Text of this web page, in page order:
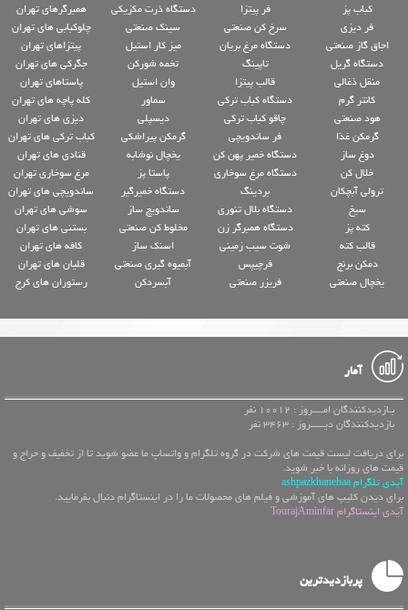
کباب پز
فر دیزی
اجاق گاز صنعتی
دستگاه گریل
منقل ذغالی
کانتر گرم
هود صنعتی
گرمکن غذا
دوغ ساز
خلال کن
ترولی آبچکان
سیخ
کته پز
قالب کته
دمکن برنج
یخچال صنعتی
فر پیتزا
سرخ کن صنعتی
دستگاه مرغ بریان
تاپینگ
قالب پیتزا
دستگاه کباب ترکی
چاقو کباب ترکی
فر ساندویچی
دستگاه خمیر پهن کن
دستگاه مرغ سوخاری
بردینگ
دستگاه بلال تنوری
دستگاه همبرگر زن
شوت سیب زمینی
فرچیپس
فریزر صنعتی
دستگاه ذرت مکزیکی
سینک صنعتی
میز کار استیل
تخمه شورکن
وان استیل
سماور
دیسپلی
گرمکن پیراشکی
یخچال نوشابه
پاستا پز
دستگاه خمیرگیر
ساندویچ ساز
مخلوط کن صنعتی
اسنک ساز
آبمیوه گیری صنعتی
آبسردکن
همبرگرهای تهران
چلوکبابی های تهران
پیتزاهای تهران
جگرکی های تهران
پاستاهای تهران
کله پاچه های تهران
دیزی های تهران
کباب ترکی های تهران
قنادی های تهران
مرغ سوخاری تهران
ساندویچی های تهران
سوشی های تهران
بستنی های تهران
کافه های تهران
قلیان های تهران
رستوران های کرج
آمار
بـازدیدکنندگان امــــروز : 10012 نفر
بازدیدکنندگان دیـــــروز : 3463 نفر
برای دریافت لیست قیمت های شرکت در گروه تلگرام و واتساپ ما عضو شوید تا از تخفیف و حراج و
قیمت های روزانه با خبر شوید.
آیدی تلگرام ashpazkhanehaa
برای دیدن کلیپ های آموزشی و فیلم های محصولات ما را در اینستاگرام دنبال بفرمایید.
آیدی اینستاگرام TourajAminfar
پربازدیدترین